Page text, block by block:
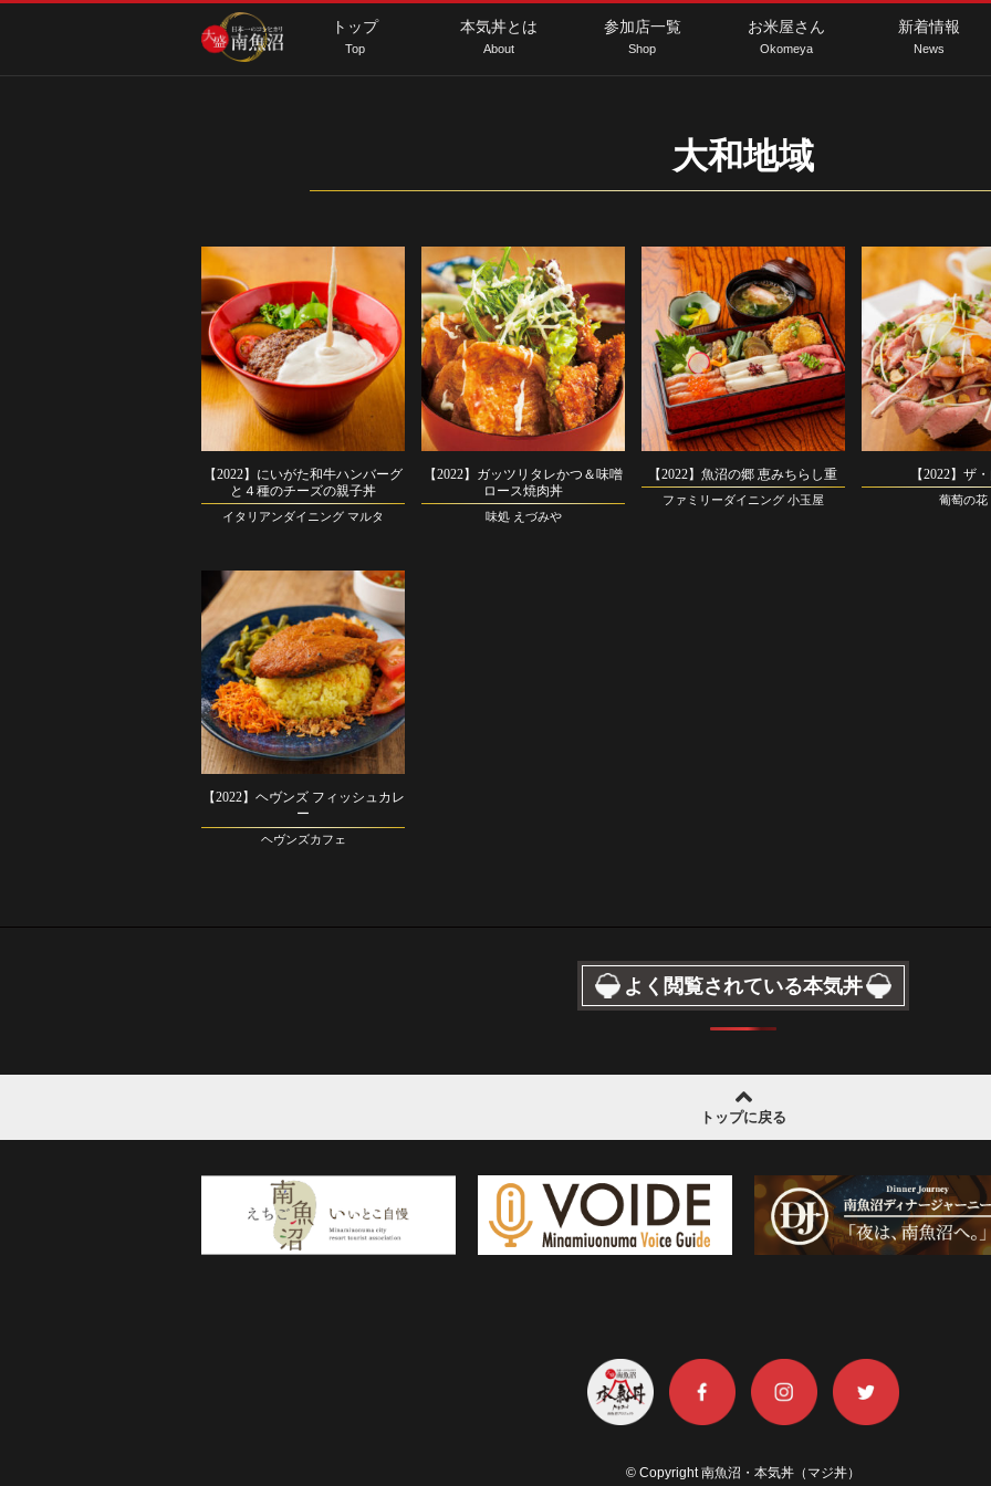
トップ
Top
本気丼とは
About
参加店一覧
Shop
お米屋さん
Okomeya
新着情報
News
大和地域
【2022】にいがた和牛ハンバーグ
と４種のチーズの親子丼
イタリアンダイニング マルタ
【2022】ガッツリタレかつ＆味噌
ロース焼肉丼
味処 えづみや
【2022】魚沼の郷 恵みちらし重
ファミリーダイニング 小玉屋
【2022】ザ
葡萄の花
【2022】ヘヴンズ フィッシュカレ
ー
ヘヴンズカフェ
よく閲覧されている本気丼
トップに戻る
© Copyright 南魚沼・本気丼（マジ丼）